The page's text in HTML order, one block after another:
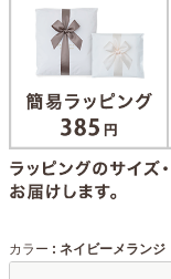
カラー ネイビーメランジ